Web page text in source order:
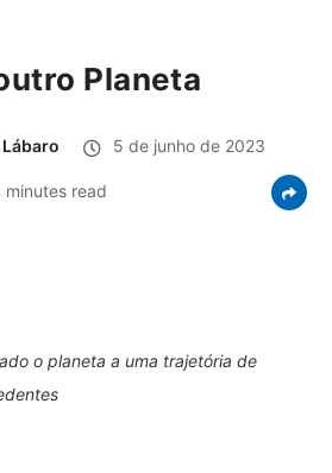
Planeta
Lábaro 5 de junho de 2023
minutes read
o planeta a uma trajetória de